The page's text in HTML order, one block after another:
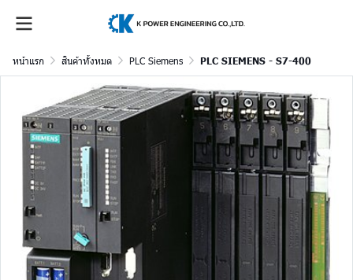
หน้าแรก สินค้าทั้งหมด PLC Siemens PLC SIEMENS - S7-400